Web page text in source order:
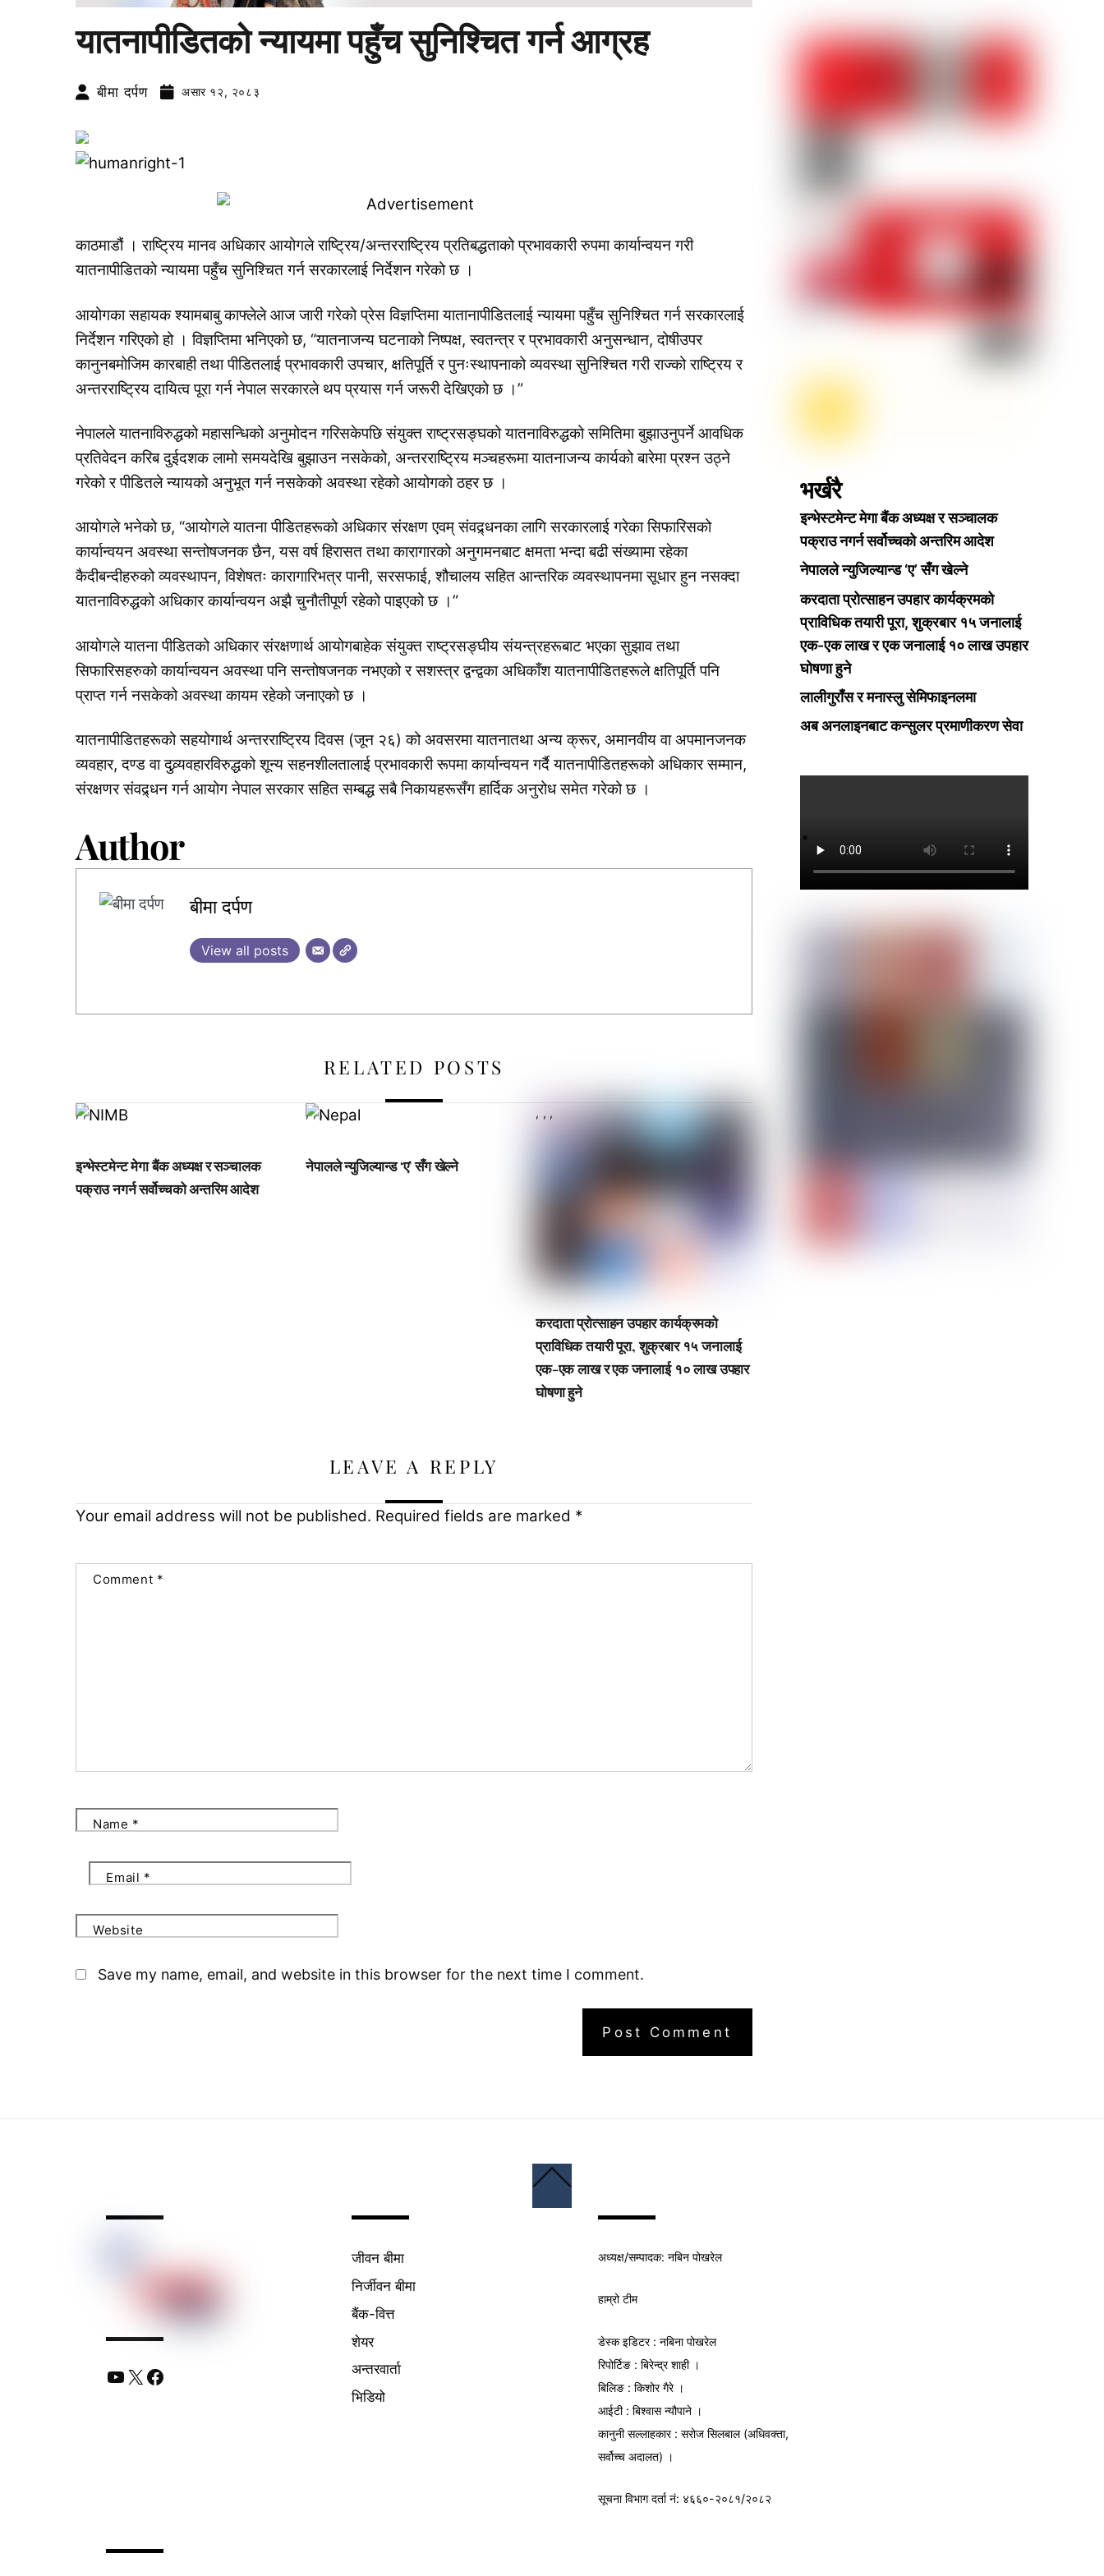
यातनापीडितको न्यायमा पहुँच सुनिश्चित गर्न आग्रह
बीमा दर्पण असार १२, २०८३
काठमाडौं । राष्ट्रिय मानव अधिकार आयोगले राष्ट्रिय/अन्तरराष्ट्रिय प्रतिबद्धताको प्रभावकारी रुपमा कार्यान्वयन गरी
यातनापीडितको न्यायमा पहुँच सुनिश्चित गर्न सरकारलाई निर्देशन गरेको छ ।
आयोगका सहायक श्यामबाबु काफ्लेले आज जारी गरेको प्रेस विज्ञप्तिमा यातानापीडितलाई न्यायमा पहुँच सुनिश्चित गर्न सरकारलाई
निर्देशन गरिएको हो । विज्ञप्तिमा भनिएको छ, “यातनाजन्य घटनाको निष्पक्ष, स्वतन्त्र र प्रभावकारी अनुसन्धान, दोषीउपर
कानुनबमोजिम कारबाही तथा पीडितलाई प्रभावकारी उपचार, क्षतिपूर्ति र पुनःस्थापनाको व्यवस्था सुनिश्चित गरी राज्को राष्ट्रिय र
अन्तरराष्ट्रिय दायित्व पूरा गर्न नेपाल सरकारले थप प्रयास गर्न जरूरी देखिएको छ ।”
नेपालले यातनाविरुद्धको महासन्धिको अनुमोदन गरिसकेपछि संयुक्त राष्ट्रसङ्घको यातनाविरुद्धको समितिमा बुझाउनुपर्ने आवधिक
प्रतिवेदन करिब दुईदशक लामो समयदेखि बुझाउन नसकेको, अन्तरराष्ट्रिय मञ्चहरूमा यातनाजन्य कार्यको बारेमा प्रश्न उठ्ने
गरेको र पीडितले न्यायको अनुभूत गर्न नसकेको अवस्था रहेको आयोगको ठहर छ ।
आयोगले भनेको छ, “आयोगले यातना पीडितहरूको अधिकार संरक्षण एवम् संवद्र्धनका लागि सरकारलाई गरेका सिफारिसको
कार्यान्वयन अवस्था सन्तोषजनक छैन, यस वर्ष हिरासत तथा कारागारको अनुगमनबाट क्षमता भन्दा बढी संख्यामा रहेका
कैदीबन्दीहरुको व्यवस्थापन, विशेषतः कारागारिभत्र पानी, सरसफाई, शौचालय सहित आन्तरिक व्यवस्थापनमा सूधार हुन नसक्दा
यातनाविरुद्धको अधिकार कार्यान्वयन अझै चुनौतीपूर्ण रहेको पाइएको छ ।”
आयोगले यातना पीडितको अधिकार संरक्षणार्थ आयोगबाहेक संयुक्त राष्ट्रसङ्घीय संयन्त्रहरूबाट भएका सुझाव तथा
सिफारिसहरुको कार्यान्वयन अवस्था पनि सन्तोषजनक नभएको र सशस्त्र द्वन्द्वका अधिकाँश यातनापीडितहरूले क्षतिपूर्ति पनि
प्राप्त गर्न नसकेको अवस्था कायम रहेको जनाएको छ ।
यातनापीडितहरूको सहयोगार्थ अन्तरराष्ट्रिय दिवस (जून २६) को अवसरमा यातनातथा अन्य क्रूर, अमानवीय वा अपमानजनक
व्यवहार, दण्ड वा दुव्र्यवहारविरुद्धको शून्य सहनशीलतालाई प्रभावकारी रूपमा कार्यान्वयन गर्दै यातनापीडितहरूको अधिकार सम्मान,
संरक्षणर संवद्र्धन गर्न आयोग नेपाल सरकार सहित सम्बद्ध सबै निकायहरूसँग हार्दिक अनुरोध समेत गरेको छ ।
Author
बीमा दर्पण
View all posts
RELATED POSTS
,,
इन्भेस्टमेन्ट मेगा बैंक अध्यक्ष र सञ्चालक
पक्राउ नगर्न सर्वोच्चको अन्तरिम आदेश
,,,
नेपालले न्युजिल्यान्ड ‘ए’ सँग खेल्ने
, , ,
करदाता प्रोत्साहन उपहार कार्यक्रमको
प्राविधिक तयारी पूरा, शुक्रबार १५ जनालाई
एक-एक लाख र एक जनालाई १० लाख उपहार
घोषणा हुने
LEAVE A REPLY
Your email address will not be published. Required fields are marked *
Comment *
Name *
Email *
Website
Save my name, email, and website in this browser for the next time I comment.
भर्खरै
इन्भेस्टमेन्ट मेगा बैंक अध्यक्ष र सञ्चालक
पक्राउ नगर्न सर्वोच्चको अन्तरिम आदेश
नेपालले न्युजिल्यान्ड ‘ए’ सँग खेल्ने
करदाता प्रोत्साहन उपहार कार्यक्रमको
प्राविधिक तयारी पूरा, शुक्रबार १५ जनालाई
एक-एक लाख र एक जनालाई १० लाख उपहार
घोषणा हुने
लालीगुराँस र मनास्लु सेमिफाइनलमा
अब अनलाइनबाट कन्सुलर प्रमाणीकरण सेवा
To
YouTube
X Facebook
जीवन बीमा
निर्जीवन बीमा
बैंक-वित्त
शेयर
अन्तरवार्ता
भिडियो
अध्यक्ष/सम्पादक: नबिन पोखरेल
हाम्रो टीम
डेस्क इडिटर : नबिना पोखरेल
रिपोर्टिङ : बिरेन्द्र शाही ।
बिलिङ : किशोर गैरे ।
आईटी : बिश्वास न्यौपाने ।
कानुनी सल्लाहकार : सरोज सिलबाल (अधिवक्ता,
सर्वोच्च अदालत) ।
सूचना विभागदर्ता नं: ४६६०-२०८१/२०८२